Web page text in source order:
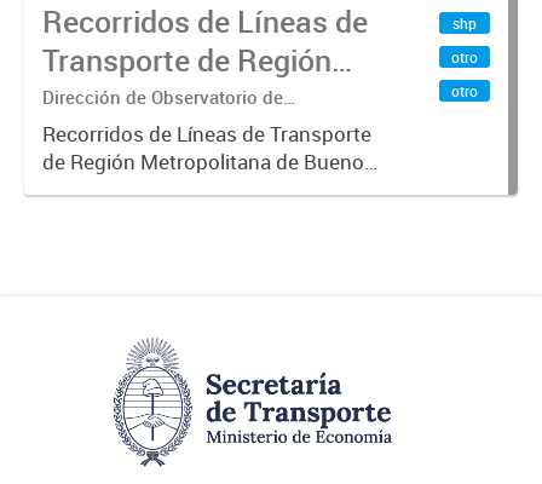
Recorridos de Líneas de
Transporte de Región
Metropolitana de
Buenos Aires (RMBA)
Dirección de Observatorio de
Transporte, Estudio y Sistemas
Recorridos de Líneas de Transporte
de Región Metropolitana de Buenos
Aires (RMBA).-
shp
otro
otro